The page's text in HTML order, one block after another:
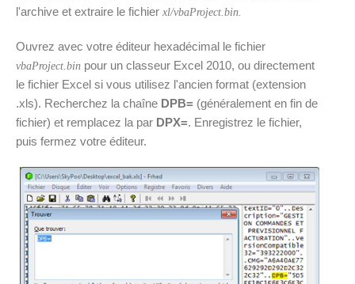
l'archive et extraire le fichier xl/vbaProject.bin.
Ouvrez avec votre éditeur hexadécimal le fichier
vbaProject.bin pour un classeur Excel 2010, ou directement
le fichier Excel si vous utilisez l'ancien format (extension
.xls). Recherchez la chaîne DPB= (généralement en fin de
fichier) et remplacez la par DPX=. Enregistrez le fichier,
puis fermez votre éditeur.